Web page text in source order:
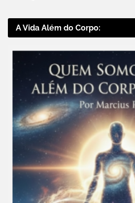
A Vida Além do Corpo: